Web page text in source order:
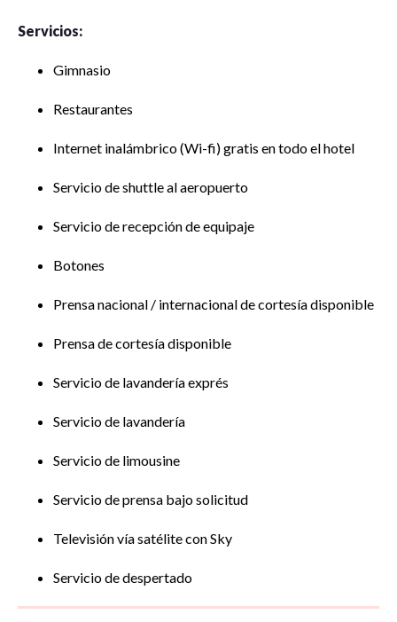
Servicios:
Gimnasio
Restaurantes
Internet inalámbrico (Wi-fi) gratis en todo el hotel
Servicio de shuttle al aeropuerto
Servicio de recepción de equipaje
Botones
Prensa nacional / internacional de cortesía disponible
Prensa de cortesía disponible
Servicio de lavandería exprés
Servicio de lavandería
Servicio de limousine
Servicio de prensa bajo solicitud
Televisión vía satélite con Sky
Servicio de despertado